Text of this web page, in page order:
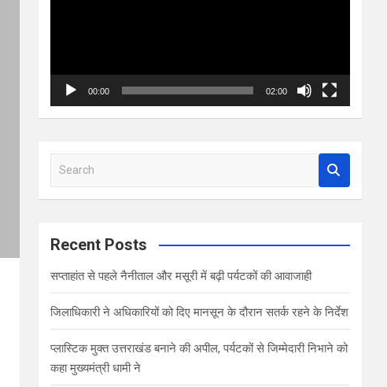
00:00 02:00
a
c
Recent Posts
सप्ताहांत से पहले नैनीताल और मसूरी में बढ़ी पर्यटकों की आवाजाही
जिलाधिकारी ने अधिकारियों को दिए मानसून के दौरान सतर्क रहने के निर्देश
प्लास्टिक मुक्त उत्तराखंड बनाने की अपील, पर्यटकों से जिम्मेदारी निभाने को
कहा मुख्यमंत्री धामी ने